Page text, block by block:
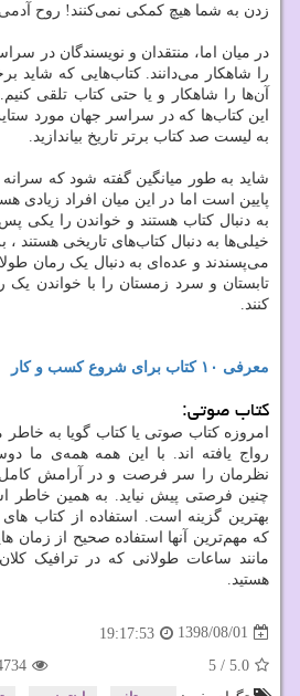
زدن به شما هیچ کمکی نمی‌کنند! روح آدمی
در میان اما، منتقدان و نویسندگان در
را شاهکار می‌دانند. کتاب‌هایی که شاید
آن‌ها را شاهکار و یا حتی کتاب تلقی
این کتاب‌ها که در سراسر جهان مورد
به لیست صد کتاب برتر تاریخ بیاندازید.
شاید به طور میانگین گفته شود که
پایین است اما در این میان افراد زیادی
به دنبال کتاب هستند و خواندن را یکی
خیلی‌ها به دنبال کتاب‌های تاریخی هستند
می‌پسندند و عده‌ای به دنبال یک رمان
تابستان و سرد زمستان را با خواندن یک
کنند.
معرفی ۱۰ کتاب برای شروع کسب و کار
کتاب صوتی:
امروزه کتاب صوتی یا کتاب گویا به
رواج یافته اند. با این همه همه‌ی ما
نظرمان را سر فرصت و در آرامش کامل
چنین فرصتی پیش نیاید. به همین خاطر
بهترین گزینه است. استفاده از کتاب
که مهم‌ترین آنها استفاده صحیح از زمان
مانند ساعات طولانی که در ترافیک
هستید.
1398/08/01
19:17:53
5.0
/
5